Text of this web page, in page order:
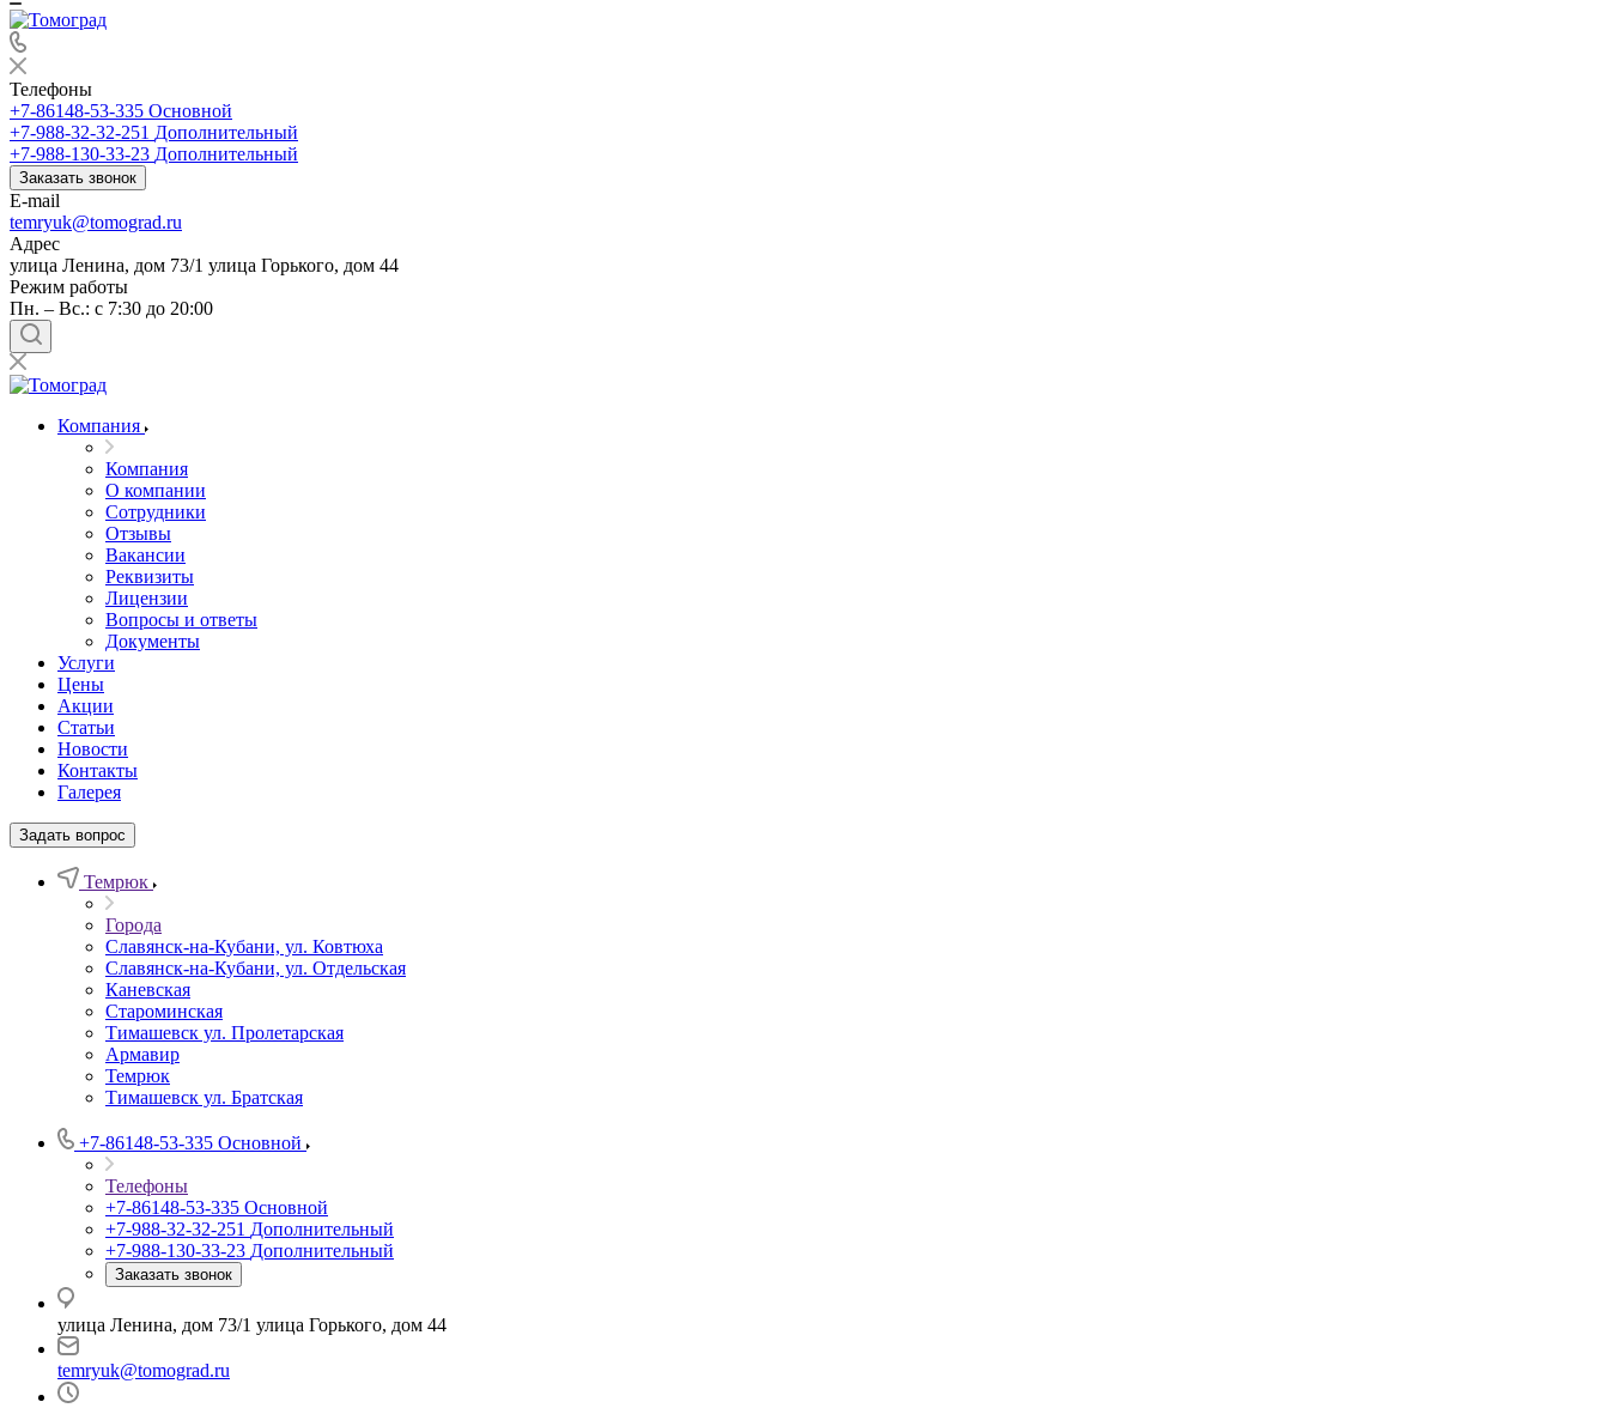
Телефоны
+7-86148-53-335 Основной
+7-988-32-32-251 Дополнительный
+7-988-130-33-23 Дополнительный
Заказать звонок
E-mail
temryuk@tomograd.ru
Адрес
улица Ленина, дом 73/1 улица Горького, дом 44
Режим работы
Пн. – Вс.: с 7:30 до 20:00
Компания
Компания
О компании
Сотрудники
Отзывы
Вакансии
Реквизиты
Лицензии
Вопросы и ответы
Документы
Услуги
Цены
Акции
Статьи
Новости
Контакты
Галерея
Задать вопрос
Темрюк
Города
Славянск-на-Кубани, ул. Ковтюха
Славянск-на-Кубани, ул. Отдельская
Каневская
Староминская
Тимашевск ул. Пролетарская
Армавир
Темрюк
Тимашевск ул. Братская
+7-86148-53-335 Основной
Телефоны
+7-86148-53-335 Основной
+7-988-32-32-251 Дополнительный
+7-988-130-33-23 Дополнительный
Заказать звонок
улица Ленина, дом 73/1 улица Горького, дом 44
temryuk@tomograd.ru